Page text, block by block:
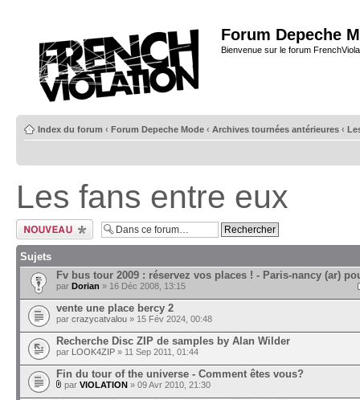
Forum Depeche
Bienvenue sur le forum
Index du forum ‹ Forum Depeche Mode ‹ Archives tournées antérieures ‹
Les fans entre eux
Ecrire un nouveau
sujet
Sujets
Fv bus tour 2009 : réservez vos places ! - Paris-nancy (ar)
par Dorian » 16 Déc 2008, 13:15
vente une place bercy 2
par crazycatvalou » 15 Fév 2024, 00:48
Recherche Disc ZIP de samples by Alan Wilder
par LOOK4ZIP » 11 Sep 2011, 01:44
Fin du tour of the universe - Comment êtes vous?
par VIOLATION » 09 Avr 2010, 21:30